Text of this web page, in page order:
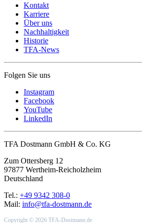
Kontakt
Karriere
Über uns
Nachhaltigkeit
Historie
TFA-News
Folgen Sie uns
Instagram
Facebook
YouTube
LinkedIn
TFA Dostmann GmbH & Co. KG
Zum Ottersberg 12
97877 Wertheim-Reicholzheim
Deutschland
Tel.: +49 9342 308-0
Mail: info@tfa-dostmann.de
Copyright © 2026 TFA-Dostmann.de